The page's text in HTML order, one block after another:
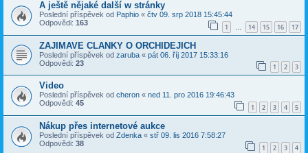
A ještě nějaké další w stránky
Poslední příspěvek od Paphio « čtv 09. srp 2018 15:45:44
Odpovědi: 163 1 … 14 15 16 17
ZAJIMAVE CLANKY O ORCHIDEJICH
Poslední příspěvek od zaruba « pát 06. říj 2017 15:33:16
Odpovědi: 23 1 2 3
Video
Poslední příspěvek od cheron « ned 11. pro 2016 19:46:43
Odpovědi: 45 1 2 3 4 5
Nákup přes internetové aukce
Poslední příspěvek od Zdenka « stř 09. lis 2016 7:58:27
Odpovědi: 38 1 2 3 4